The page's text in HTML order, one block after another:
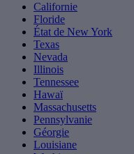
Californie
Floride
État de New York
Texas
Nevada
Illinois
Tennessee
Hawaï
Massachusetts
Pennsylvanie
Géorgie
Louisiane